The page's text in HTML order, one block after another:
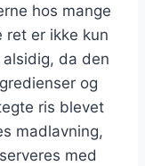
hos mange
ret er ikke kun
da den
og
ris blevet
madlavning,
med